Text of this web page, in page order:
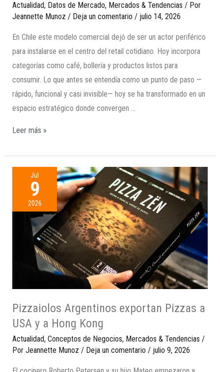
Actualidad, Datos de Mercado, Mercados & Tendencias / Por
Jeannette Munoz / Deja un comentario / julio 14, 2026
En Chile este modelo comercial dejó de ser un actor periférico
para instalarse en el centro del retail cotidiano. Hoy incorpora
categorías como café, bollería y productos listos para
consumir. Lo que antes se entendía como un punto de paso —
rápido, funcional y casi invisible— hoy se ha transformado en un
espacio estratégico donde convergen …
Leer más »
Jul
9
2026
Pizzaiolos Argentinos exportan Pizzas a
USA y a Hong Kong
Actualidad, Conceptos de Negocios, Mercados & Tendencias /
Por Jeannette Munoz / Deja un comentario / julio 9, 2026